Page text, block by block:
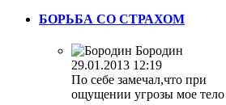
БОРЬБА СО СТРАХОМ
Бородин
29.01.2013 12:19
По себе замечал,что при
ощущении угрозы мое тело